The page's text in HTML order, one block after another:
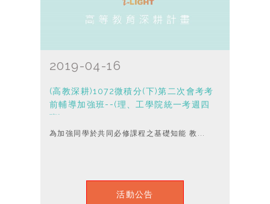
2019-04-16
(高教深耕)1072微積分(下)第二次會考考
前輔導加強班--(理、工學院統一考週四
班)
為加強同學於共同必修課程之基礎知能 教...
活動公告